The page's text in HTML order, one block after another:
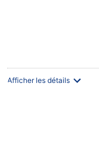
Afficher les détails